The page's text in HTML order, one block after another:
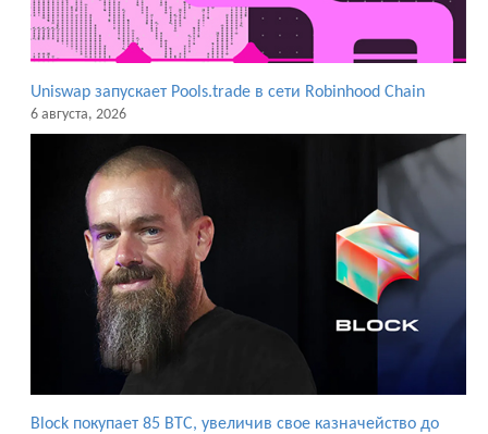
Uniswap запускает Pools.trade в сети Robinhood Chain
6 августа, 2026
Block покупает 85 BTC, увеличив свое казначейство до